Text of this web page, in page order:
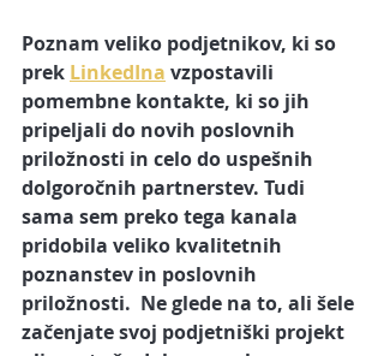
Poznam veliko podjetnikov, ki so
prek LinkedIna vzpostavili
pomembne kontakte, ki so jih
pripeljali do novih poslovnih
priložnosti in celo do uspešnih
dolgoročnih partnerstev. Tudi
sama sem preko tega kanala
pridobila veliko kvalitetnih
poznanstev in poslovnih
priložnosti. Ne glede na to, ali šele
začenjate svoj podjetniški projekt